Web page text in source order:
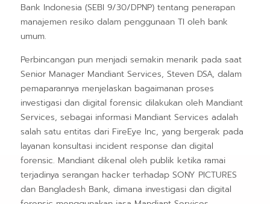
Bank Indonesia (SEBI 9/30/DPNP) tentang penerapan
manajemen resiko dalam penggunaan TI oleh bank
umum.
Perbincangan pun menjadi semakin menarik pada saat
Senior Manager Mandiant Services, Steven DSA, dalam
pemaparannya menjelaskan bagaimanan proses
investigasi dan digital forensic dilakukan oleh Mandiant
Services, sebagai informasi Mandiant Services adalah
salah satu entitas dari FireEye Inc, yang bergerak pada
layanan konsultasi incident response dan digital
forensic. Mandiant dikenal oleh publik ketika ramai
terjadinya serangan hacker terhadap SONY PICTURES
dan Bangladesh Bank, dimana investigasi dan digital